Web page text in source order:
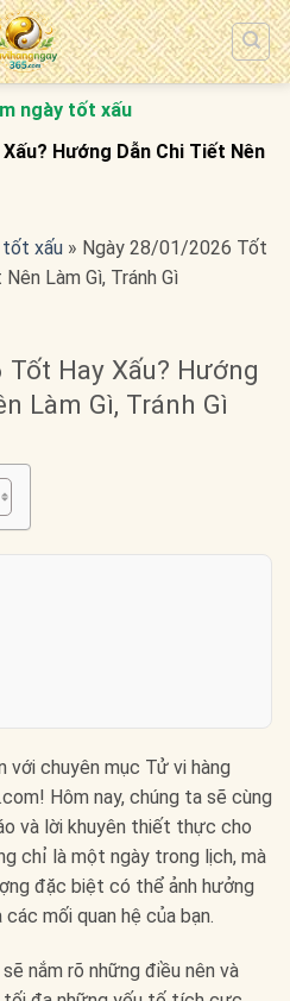
ngày tốt xấu
Hướng Dẫn Chi Tiết Nên
tốt xấu » Ngày 28/01/2026 Tốt
Làm Gì, Tránh Gì
Hay Xấu? Hướng
Làm Gì, Tránh Gì
với chuyên mục Tử vi hàng
Hôm nay, chúng ta sẽ cùng
và lời khuyên thiết thực cho
chỉ là một ngày trong lịch, mà
đặc biệt có thể ảnh hưởng
mối quan hệ của bạn.
nắm rõ những điều nên và